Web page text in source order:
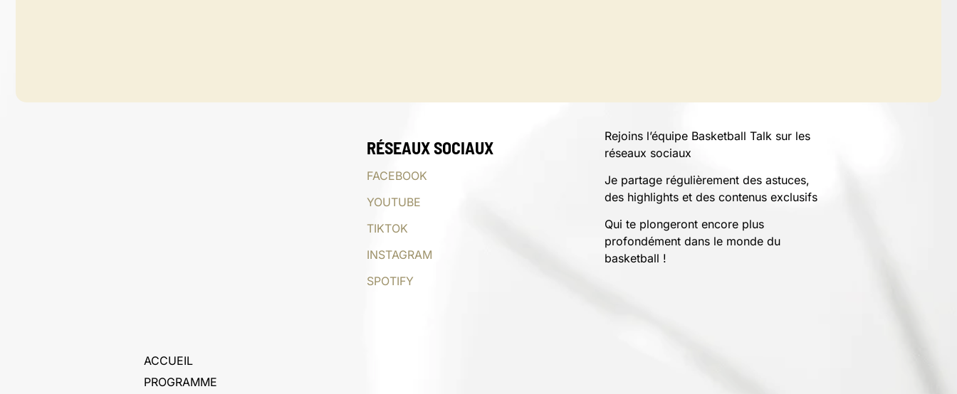
ACCUEIL
PROGRAMME
RÉSEAUX SOCIAUX
FACEBOOK
YOUTUBE
TIKTOK
INSTAGRAM
SPOTIFY
Rejoins l’équipe Basketball Talk sur les
réseaux sociaux
Je partage régulièrement des astuces,
des highlights et des contenus exclusifs
Qui te plongeront encore plus
profondément dans le monde du
basketball !